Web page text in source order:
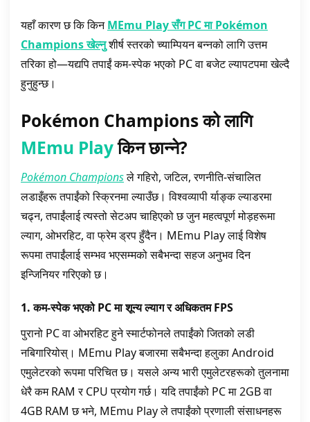
यहाँ कारण छ कि किनMEmu Play सँग PC मा Pokémon
Champions खेल्नुशीर्ष स्तरको च्याम्पियन बन्नको लागि उत्तम
तरिका हो—यद्यपि तपाईं कम-स्पेक भएको PC वा बजेट ल्यापटपमा खेल्दै
हुनुहुन्छ।
Pokémon Champions को लागि
MEmu Playकिन छान्ने?
Pokémon Championsले गहिरो, जटिल, रणनीति-संचालित
लडाइँहरू तपाईंको स्क्रिनमा ल्याउँछ। विश्वव्यापी र्याङ्क ल्याडरमा
चढ्न, तपाईंलाई त्यस्तो सेटअप चाहिएको छ जुन महत्वपूर्ण मोड़हरूमा
ल्याग, ओभरहिट, वा फ्रेम ड्रप हुँदैन। MEmu Play लाई विशेष
रूपमा तपाईंलाई सम्भव भएसम्मको सबैभन्दा सहज अनुभव दिन
इन्जिनियर गरिएको छ।
1. कम-स्पेक भएको PC मा शून्य ल्याग र अधिकतम FPS
पुरानो PC वा ओभरहिट हुने स्मार्टफोनले तपाईंको जितको लडी
नबिगारियोस्। MEmu Play बजारमा सबैभन्दा हलुका Android
एमुलेटरको रूपमा परिचित छ। यसले अन्य भारी एमुलेटरहरूको तुलनामा
धेरै कम RAM र CPU प्रयोग गर्छ। यदि तपाईंको PC मा 2GB वा
4GB RAM छ भने, MEmu Play ले तपाईंको प्रणाली संसाधनहरू